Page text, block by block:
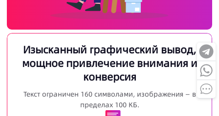
Изысканный графический вывод,
мощное привлечение внимания и
конверсия
Текст ограничен 160 символами, изображения — в
пределах 100 КБ.